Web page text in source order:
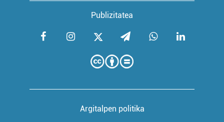
Publizitatea
Argitalpen politika